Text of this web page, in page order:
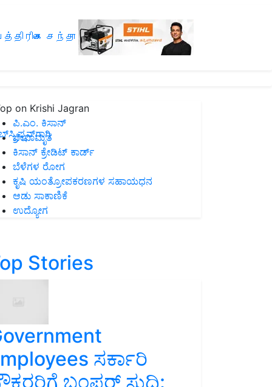
சந்தா
on Krishi Jagran
ಪಿ.ಎಂ. ಕಿಸಾನ್
ಜೀವಾಮೃತ
ಕಿಸಾನ್ ಕ್ರೇಡಿಟ್ ಕಾರ್ಡ್
ಬೆಳೆಗಳ ರೋಗ
ಕೃಷಿ ಯಂತ್ರೋಪಕರಣಗಳ ಸಹಾಯಧನ
ಆಡು ಸಾಕಾಣಿಕೆ
ಉದ್ಯೋಗ
Stories
ಸರ್ಕಾರಿ
ಬಂಪರ್‌ ಸುದ್ದಿ: